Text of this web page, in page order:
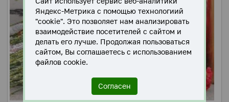
Яндекс-Метрика с помощью технологиий
"cookie". Это позволяет нам анализировать
взаимодействие посетителей с сайтом и
делать его лучше. Продолжая пользоваться
сайтом, Вы соглашаетесь с использованием
файлов cookie.
Согласен